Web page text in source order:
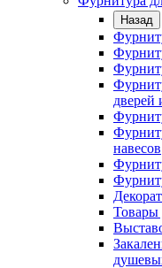
Назад
дверей
навесов
Товары